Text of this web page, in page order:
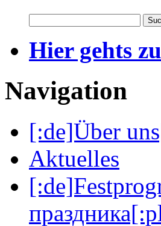
Hier gehts
Navigation
[:de]Über
Aktuelles